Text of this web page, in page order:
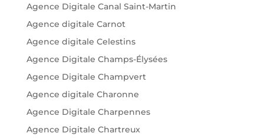
Agence Digitale Canal Saint-Martin
Agence digitale Carnot
Agence digitale Celestins
Agence Digitale Champs-Élysées
Agence Digitale Champvert
Agence digitale Charonne
Agence Digitale Charpennes
Agence Digitale Chartreux